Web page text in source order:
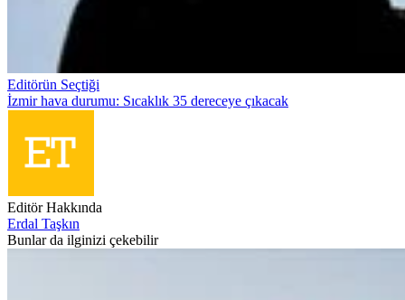
Editörün Seçtiği
İzmir hava durumu: Sıcaklık 35 dereceye çıkacak
Editör Hakkında
Erdal Taşkın
Bunlar da ilginizi çekebilir